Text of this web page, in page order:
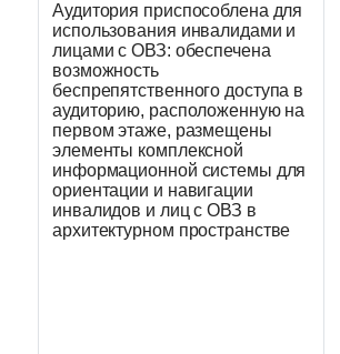
Аудитория приспособлена для
использования инвалидами и
лицами с ОВЗ: обеспечена
возможность
беспрепятственного доступа в
аудиторию, расположенную на
первом этаже, размещены
элементы комплексной
информационной системы для
ориентации и навигации
инвалидов и лиц с ОВЗ в
архитектурном пространстве